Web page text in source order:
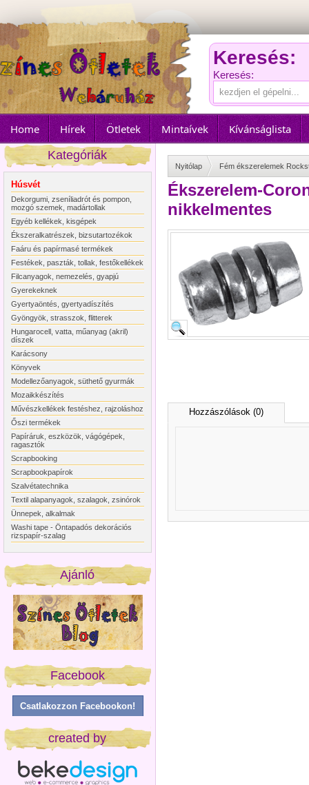
Keresés:
Keresés:
Home Hírek Ötletek Mintaívek
Kívánságlista
Kategóriák
Húsvét
Dekorgumi, zseníliadrót és pompon,
mozgó szemek, madártollak
Egyéb kellékek, kisgépek
Ékszeralkatrészek, bizsutartozékok
Faáru és papírmasé termékek
Festékek, paszták, tollak, festőkellékek
Filcanyagok, nemezelés, gyapjú
Gyerekeknek
Gyertyaöntés, gyertyadíszítés
Gyöngyök, strasszok, flitterek
Hungarocell, vatta, műanyag (akril)
díszek
Karácsony
Könyvek
Modellezőanyagok, süthető gyurmák
Mozaikkészítés
Művészkellékek festéshez, rajzoláshoz
Őszi termékek
Papíráruk, eszközök, vágógépek,
ragasztók
Scrapbooking
Scrapbookpapírok
Szalvétatechnika
Textil alapanyagok, szalagok, zsinórok
Ünnepek, alkalmak
Washi tape - Öntapadós dekorációs
rizspapír-szalag
Ajánló
Facebook
Csatlakozzon Facebookon!
created by
Nyitólap Fém ékszerelemek
Ékszerelem-
nikkelmentes
Hozzászólások (0)